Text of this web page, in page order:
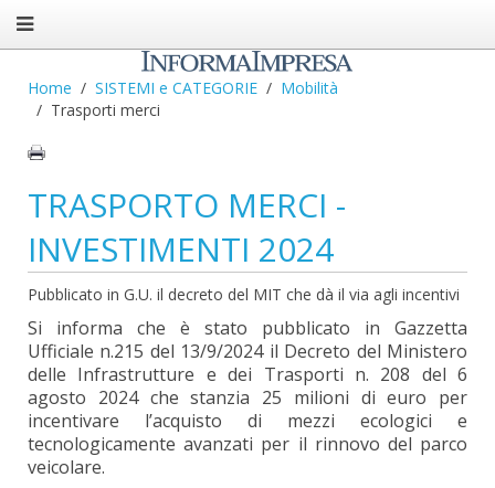
Home SISTEMI e CATEGORIE
Mobilità
Trasporti merci
TRASPORTO MERCI -
INVESTIMENTI 2024
Pubblicato in G.U. il decreto del MIT che dà il via agli incentivi
Si informa che è stato pubblicato in Gazzetta
Ufficiale n.215 del 13/9/2024 il Decreto del Ministero
delle Infrastrutture e dei Trasporti n. 208 del 6
agosto 2024 che stanzia 25 milioni di euro per
incentivare l’acquisto di mezzi ecologici e
tecnologicamente avanzati per il rinnovo del parco
veicolare.